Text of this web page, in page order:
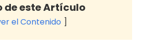
de este Artículo
el Contenido